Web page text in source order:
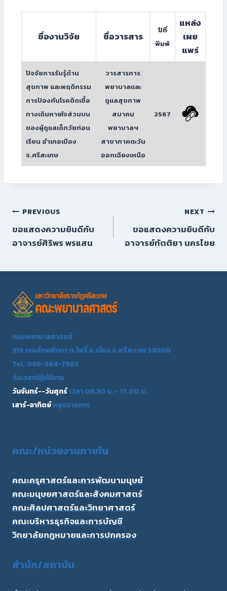
ชื่องานวิจัย ชื่อวารสาร
ปีที่
พิมพ์
แหล่ง
เผย
แพร่
ปัจจัยการรับรู้ด้าน
สุขภาพ และพฤติกรรม
การป้องกันโรคติดเชื้อ
ทางเดินหายใจส่วนบน
ของผู้ดูแลเด็กวัยก่อน
เรียน อำเภอเมือง
จ.ศรีสะเกษ
วารสารการ
พยาบาลและ
ดูแลสุขภาพ
สมาคม
พยาบาลฯ
สาขาภาคตะวัน
ออกเฉียงเหนือ
2567
PREVIOUS
ขอแสดงความยินดีกับ
อาจารย์ศิริพร พรแสน
NEXT
ขอแสดงความยินดีกับ
อาจารย์ทัตติยา นครไชย
คณะพยาบาลศาสตร์
319 ถนนไทยพันทา ต.โพธิ์ อ.เมือง จ.ศรีสะเกษ 33000
Tel. 098-584-7502
วันเวลาปฏิบัติงาน
วันจันทร์--วันศุกร์เวลา 08.30 น. - 17.00 น.
เสาร์-อาทิตย์หยุดราชการ
คณะ/หน่วยงานภายใน
คณะครุศาสตร์และการพัฒนามนุษย์
คณะมนุษยศาสตร์และสังคมศาสตร์
คณะศิลปศาสตร์และวิทยาศาสตร์
คณะบริหารธุรกิจและการบัญชี
วิทยาลัยกฎหมายและการปกครอง
สำนัก/สถาบัน